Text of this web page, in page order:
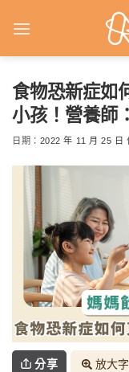
食物恐新症如
小孩！營養師
日期： 2022 年 11 月 25 日
分享 放大